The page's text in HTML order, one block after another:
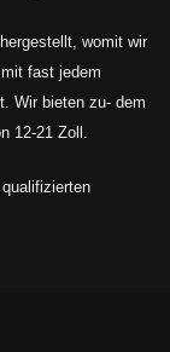
womit wir
fast jedem
Wir bieten zu- dem
12-21 Zoll.